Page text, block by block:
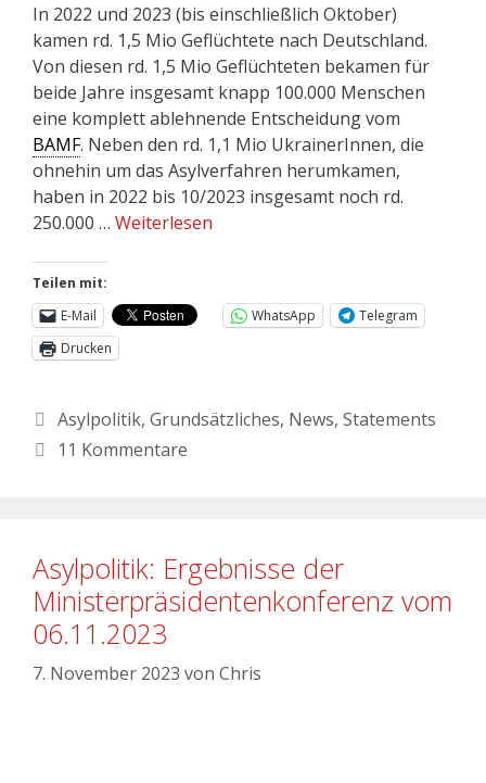
In 2022 und 2023 (bis einschließlich Oktober)
kamen rd. 1,5 Mio Geflüchtete nach Deutschland.
Von diesen rd. 1,5 Mio Geflüchteten bekamen für
beide Jahre insgesamt knapp 100.000 Menschen
eine komplett ablehnende Entscheidung vom
BAMF. Neben den rd. 1,1 Mio UkrainerInnen, die
ohnehin um das Asylverfahren herumkamen,
haben in 2022 bis 10/2023 insgesamt noch rd.
250.000 … Weiterlesen
Teilen mit:
E-Mail
WhatsApp
Telegram
Drucken
Asylpolitik, Grundsätzliches, News, Statements
11 Kommentare
Asylpolitik: Ergebnisse der
Ministerpräsidentenkonferenz vom
06.11.2023
7. November 2023 von Chris